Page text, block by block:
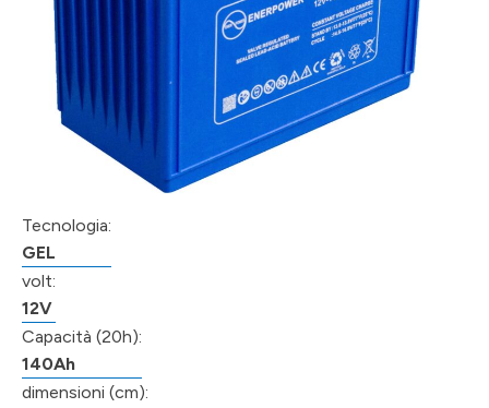
Tecnologia:
GEL
volt:
12V
Capacità (20h):
140Ah
dimensioni (cm):